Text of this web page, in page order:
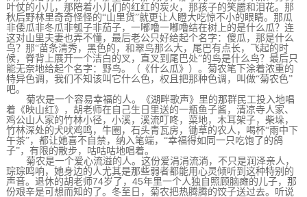
叶仗的小儿，那陪着小儿们的红红的炭火，那孩子的笑靥和泪花。那
秋后野林里奇奇怪怪的“山里货”就更让人瞪大吃惊不小的眼睛。那瓜
非倭瓜非冬瓜非瓠子非茄子，一嘟噜一嘟噜结在树上的是什么瓜？连
这对山里夫妻也弄不懂，最后老公只好给起个名字：傻瓜，那是什么
鸟？那“苗条清秀，黑色的，和翠鸟那么大，尾巴有点长，飞起的时
候，脊背上展开一个洁白的叉，直叉到尾巴处”的鸟是什么鸟？最后只
能无奈地给起个名字：野鸟。（《什么瓜》）。菊农笔下涂着浓重的
特异色调，我们不知该叫它什么色，权且把那种色调，叫做“菊农色”
吧。
菊农是一个容易幸福的人。《湖畔歌声》里的那群民工投入地唱
着《映山红》，胡老师在自己生日里送的一瓶鱼子酱，清凉寺人家、
鸡公山人家的竹林小径，小溪，溪流叮咚，菜地，木耳架子，柴垛，
竹林深处的犬吠鸡鸣，牛圈，石头青瓦房，锄草的农人，喝杯“雨中下
午茶”，都让她喜不自禁，纳入笔端，“幸福得如同一只吃饱了的鸽
子”，有限的散步，咕咕咕地唱着。
菊农是一个爱心流溢的人。这份爱涓涓流淌，不只是润泽亲人，
琮琮鸣响，她身边的人尤其是那些弱者都能用心灵倾听到这种特别的
声音。退休的胡老师74岁了， 45年里一个人独自照顾脑瘫的儿子，那
份艰辛是可想而知的了。冬至日，菊农把热腾腾的饺子送过去。听说